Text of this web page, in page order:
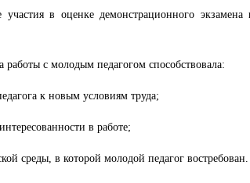
участия в оценке демонстрационного экзамена
работы с молодым педагогом способствовала:
к новым условиям труда;
в работе;
среды, в которой молодой педагог востребован.